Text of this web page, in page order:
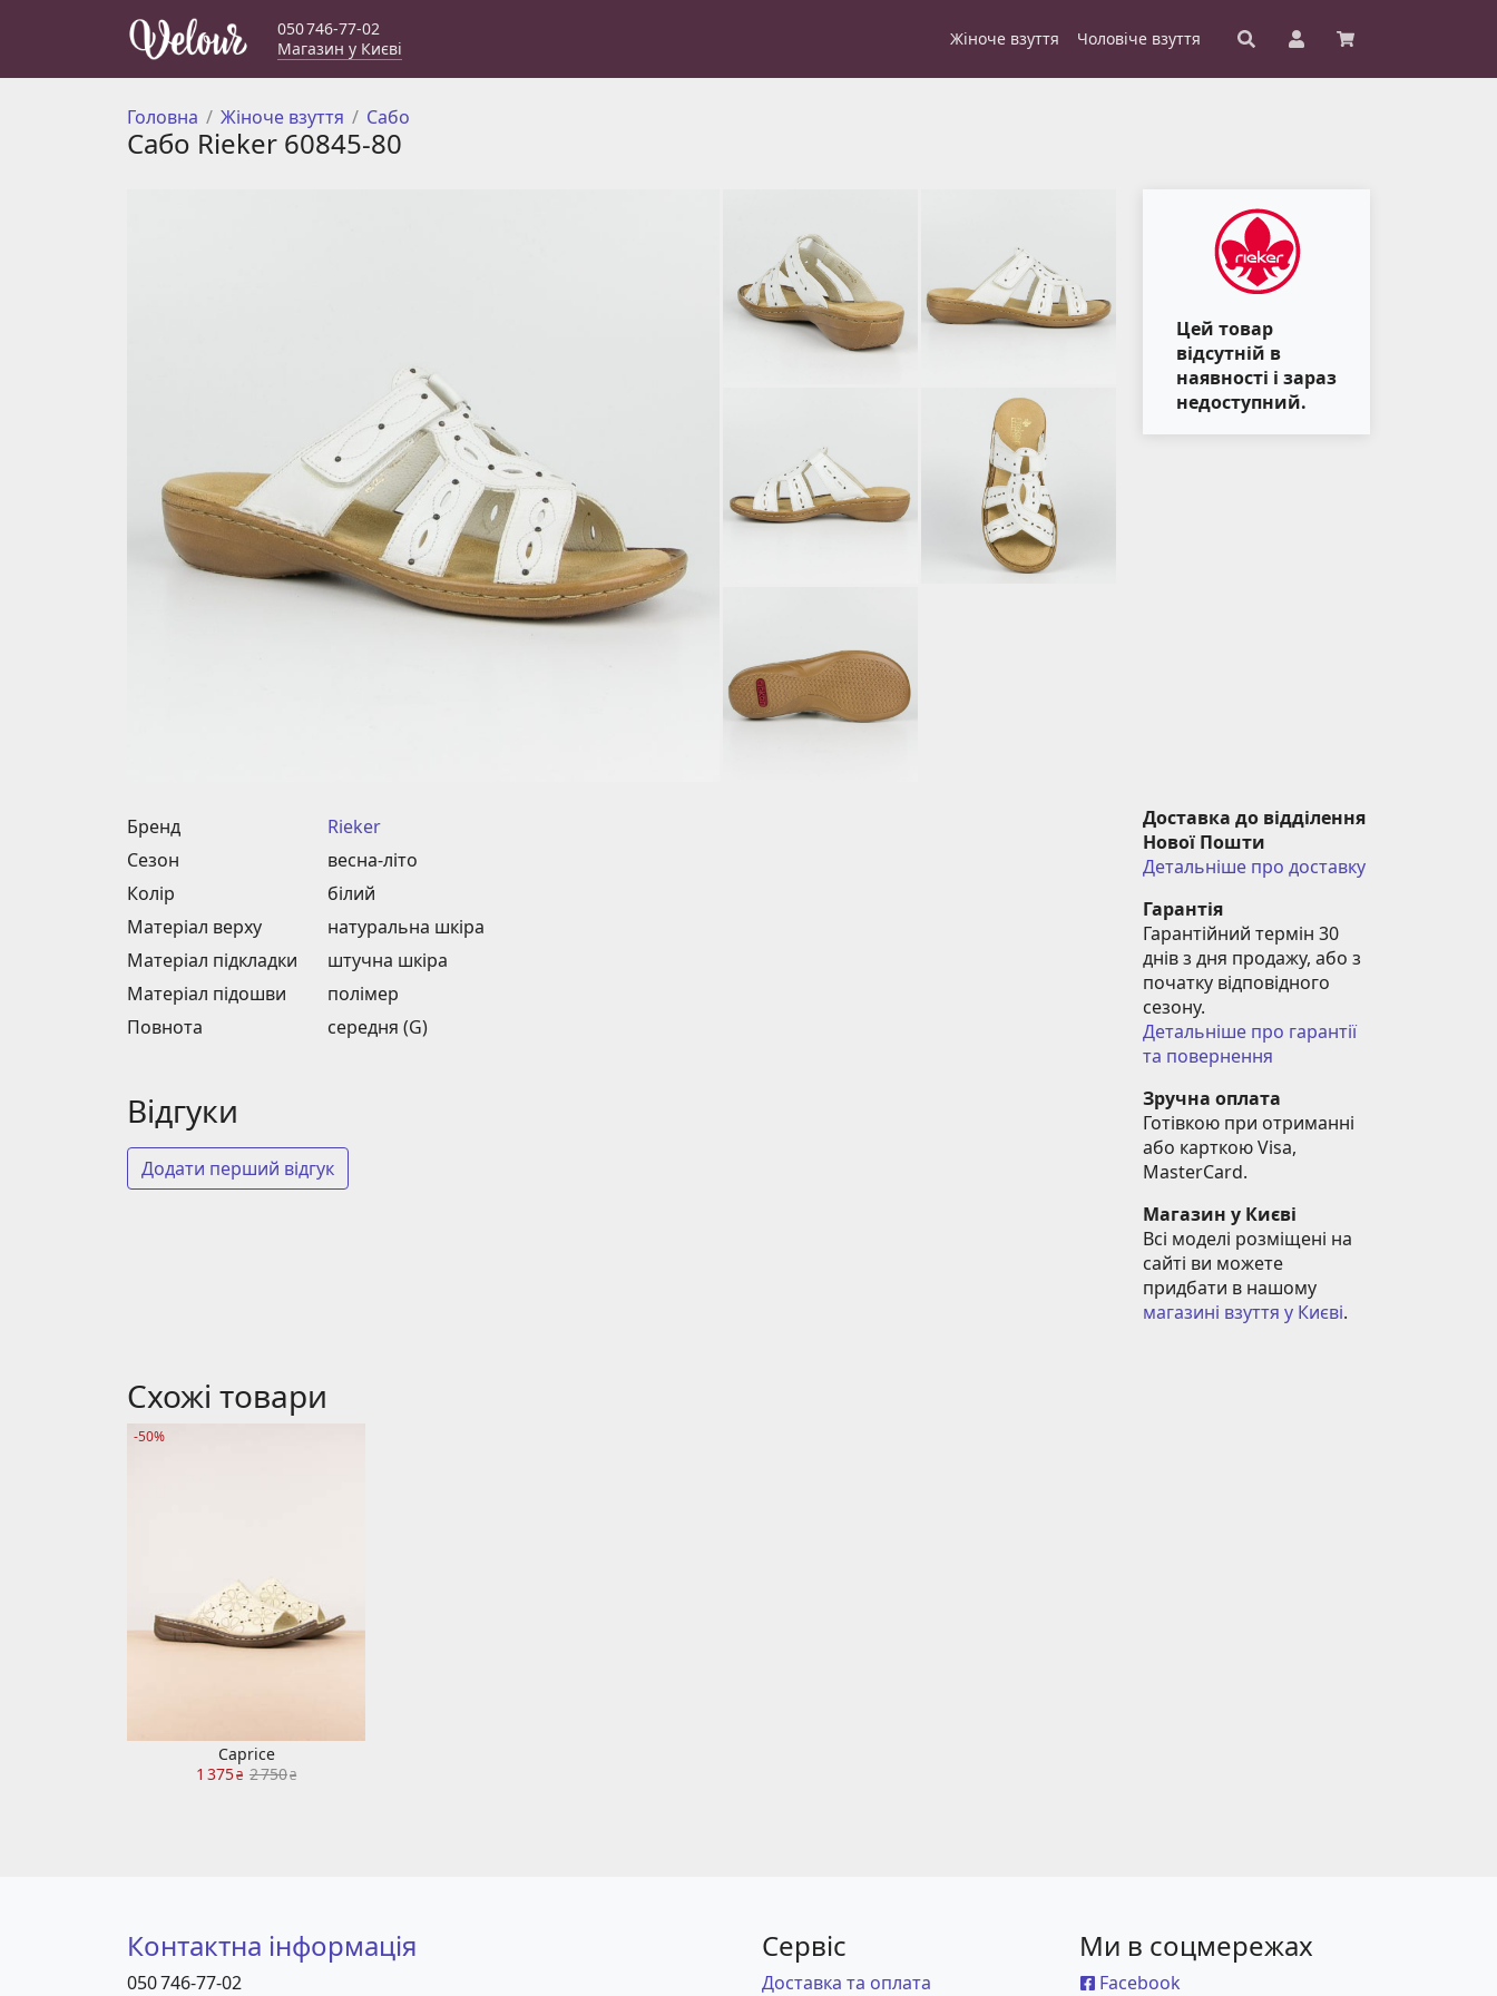
050 746-77-02
Магазин у Києві
Жіноче взуття Чоловіче взуття
Головна Жіноче взуття Сабо
Сабо Rieker 60845-80
Цей товар
відсутній в
наявності і зараз
недоступний.
Бренд
Rieker
Сезон
весна-літо
Колір
білий
Матеріал верху
натуральна шкіра
Матеріал підкладки
штучна шкіра
Матеріал підошви
полімер
Повнота
середня (G)
Відгуки
Додати перший відгук
Доставка до відділення
Нової Пошти
Детальніше про доставку
Гарантія
Гарантійний термін 30
днів з дня продажу, або з
початку відповідного
сезону.
Детальніше про гарантії
та повернення
Зручна оплата
Готівкою при отриманні
або карткою Visa,
MasterCard.
Магазин у Києві
Всі моделі розміщені на
сайті ви можете
магазині взуття у Києві.
Схожі товари
-50%
Caprice
1 375₴ 2 750₴
Контактна інформація
050 746-77-02
Сервіс
Доставка та оплата
Ми в соцмережах
Facebook